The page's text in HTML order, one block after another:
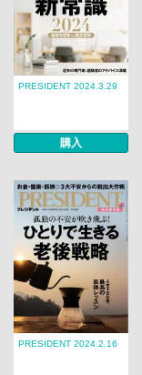
PRESIDENT 2024.3.29
購入
PRESIDENT 2024.2.16